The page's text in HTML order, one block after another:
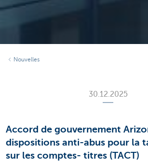
Nouvelles
30.12.2025
Accord de gouvernement
dispositions anti-abus pour la
sur les comptes- titres (TACT)